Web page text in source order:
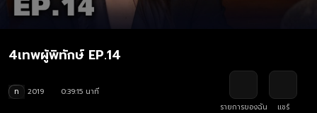
4เทพผู้พิทักษ์ EP.14
ท 2019
0:39:15 นาที
รายการของฉัน
แชร์